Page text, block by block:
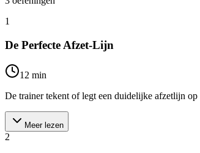
1
De Perfecte Afzet-Lijn
12 min
De trainer tekent of legt een duidelijke afzetlijn op
Meer lezen
2